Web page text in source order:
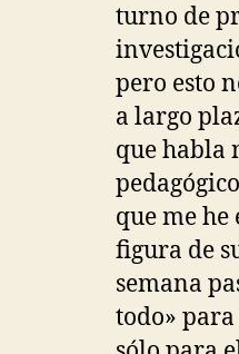
turno de
pero esto
a largo
que habla
que me
figura de
semana
todo»